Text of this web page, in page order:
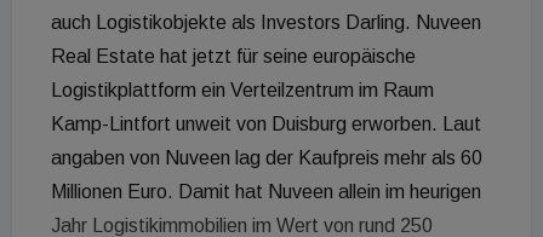
auch Logistikobjekte als Investors Darling. Nuveen
Real Estate hat jetzt für seine europäische
Logistikplattform ein Verteilzentrum im Raum
Kamp-Lintfort unweit von Duisburg erworben. Laut
angaben von Nuveen lag der Kaufpreis mehr als 60
Millionen Euro. Damit hat Nuveen allein im heurigen
Jahr Logistikimmobilien im Wert von rund 250